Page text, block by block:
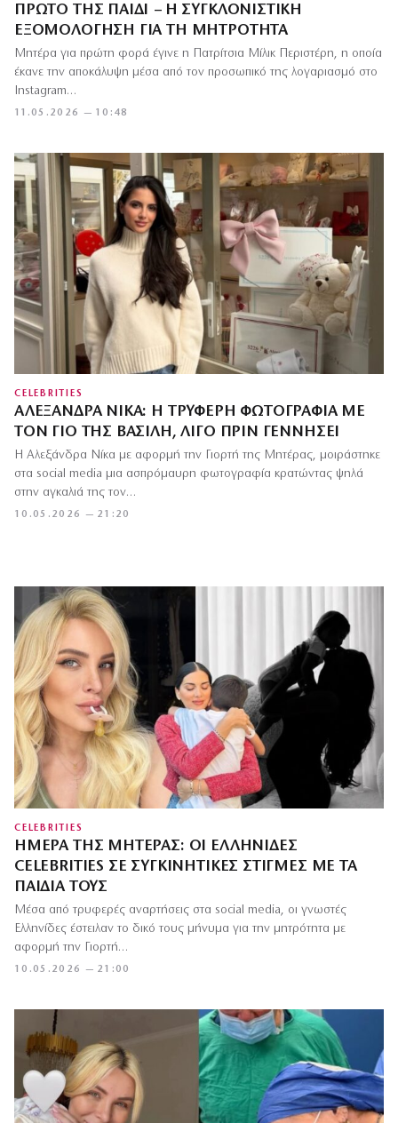
ΠΡΏΤΟ ΤΗΣ ΠΑΙΔΊ – Η ΣΥΓΚΛΟΝΙΣΤΙΚΉ
ΕΞΟΜΟΛΌΓΗΣΗ ΓΙΑ ΤΗ ΜΗΤΡΌΤΗΤΑ
11.05.2026 — 10:48
Μητέρα για πρώτη φορά έγινε η Πατρίτσια Μίλικ Περιστέρη, η οποία
έκανε την αποκάλυψη μέσα από τον προσωπικό της λογαριασμό στο
Instagram…
CELEBRITIES
ΑΛΕΞΆΝΔΡΑ ΝΊΚΑ: Η ΤΡΥΦΕΡΉ ΦΩΤΟΓΡΑΦΊΑ ΜΕ
ΤΟΝ ΓΙΟ ΤΗΣ ΒΑΣΊΛΗ, ΛΊΓΟ ΠΡΙΝ ΓΕΝΝΉΣΕΙ
10.05.2026 — 21:20
Η Αλεξάνδρα Νίκα με αφορμή την Γιορτή της Μητέρας, μοιράστηκε
στα social media μια ασπρόμαυρη φωτογραφία κρατώντας ψηλά
στην αγκαλιά της τον…
CELEBRITIES
ΗΜΈΡΑ ΤΗΣ ΜΗΤΈΡΑΣ: ΟΙ ΕΛΛΗΝΊΔΕΣ
CELEBRITIES ΣΕ ΣΥΓΚΙΝΗΤΙΚΈΣ ΣΤΙΓΜΈΣ ΜΕ ΤΑ
ΠΑΙΔΙΆ ΤΟΥΣ
10.05.2026 — 21:00
Μέσα από τρυφερές αναρτήσεις στα social media, οι γνωστές
Ελληνίδες έστειλαν το δικό τους μήνυμα για την μητρότητα με
αφορμή την Γιορτή…